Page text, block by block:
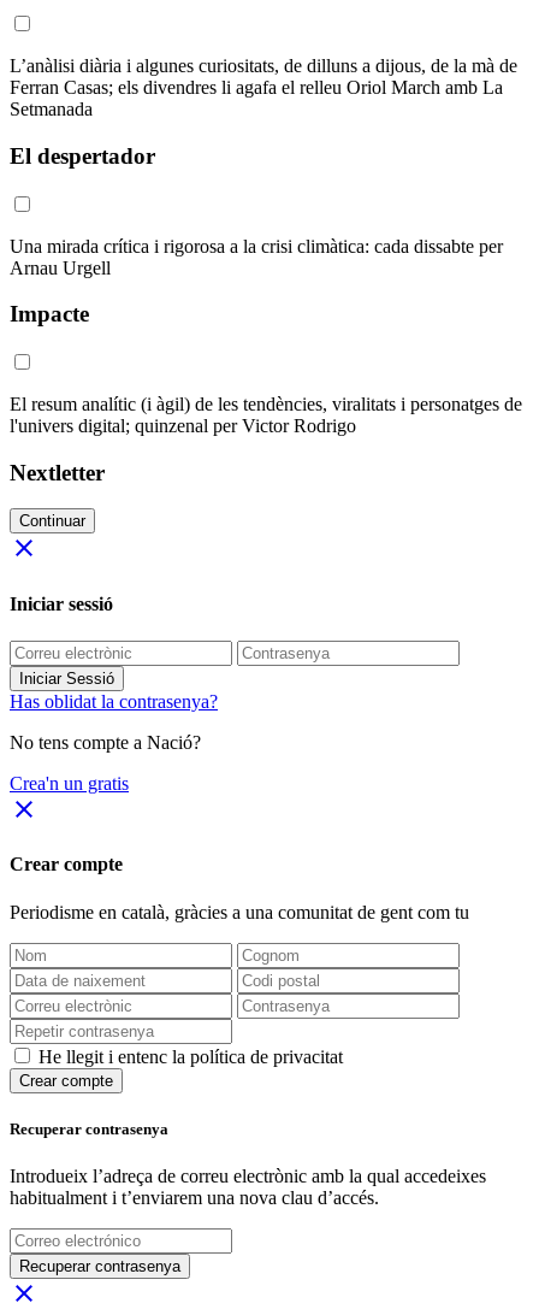
L’anàlisi diària i algunes curiositats, de dilluns a dijous, de la mà de
Ferran Casas; els divendres li agafa el relleu Oriol March amb La
Setmanada
El despertador
Una mirada crítica i rigorosa a la crisi climàtica: cada dissabte per
Arnau Urgell
Impacte
El resum analític (i àgil) de les tendències, viralitats i personatges de
l'univers digital; quinzenal per Victor Rodrigo
Nextletter
Continuar
close
Iniciar sessió
Iniciar Sessió
Has oblidat la contrasenya?
No tens compte a Nació?
Crea'n un gratis
close
Crear compte
Periodisme en català, gràcies a una comunitat de gent com tu
He llegit i entenc la política de privacitat
Crear compte
Recuperar contrasenya
Introdueix l’adreça de correu electrònic amb la qual accedeixes
habitualment i t’enviarem una nova clau d’accés.
Recuperar contrasenya
close